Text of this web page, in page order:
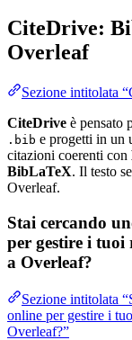
CiteDrive:
Overleaf
Sezione intitolata
CiteDrive è pensato
.bib e progetti in un
citazioni coerenti con
BibLaTeX. Il testo
Overleaf.
Stai cercando
per gestire i tuoi
a Overleaf?
Sezione intitolata
online per gestire i
Overleaf?”